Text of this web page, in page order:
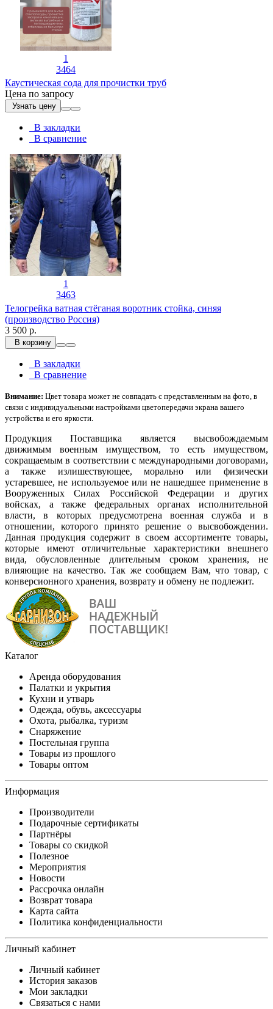
1
3464
Каустическая сода для прочистки труб
Цена по запросу
Узнать цену
В закладки
В сравнение
1
3463
Телогрейка ватная стёганая воротник стойка, синяя
(производство Россия)
3 500 р.
В корзину
В закладки
В сравнение
Внимание: Цвет товара может не совпадать с представленным на фото, в
связи с индивидуальными настройками цветопередачи экрана вашего
устройства и его яркости.
Продукция Поставщика является высвобождаемым
движимым военным имуществом, то есть имуществом,
сокращаемым в соответствии с международными договорами,
а также излишествующее, морально или физически
устаревшее, не используемое или не нашедшее применение в
Вооруженных Силах Российской Федерации и других
войсках, а также федеральных органах исполнительной
власти, в которых предусмотрена военная служба и в
отношении, которого принято решение о высвобождении.
Данная продукция содержит в своем ассортименте товары,
которые имеют отличительные характеристики внешнего
вида, обусловленные длительным сроком хранения, не
влияющие на качество. Так же сообщаем Вам, что товар, с
конверсионного хранения, возврату и обмену не подлежит.
Каталог
Аренда оборудования
Палатки и укрытия
Кухни и утварь
Одежда, обувь, аксессуары
Охота, рыбалка, туризм
Снаряжение
Постельная группа
Товары из прошлого
Товары оптом
Информация
Производители
Подарочные сертификаты
Партнёры
Товары со скидкой
Полезное
Мероприятия
Новости
Рассрочка онлайн
Возврат товара
Карта сайта
Политика конфиденциальности
Личный кабинет
Личный кабинет
История заказов
Мои закладки
Связаться с нами